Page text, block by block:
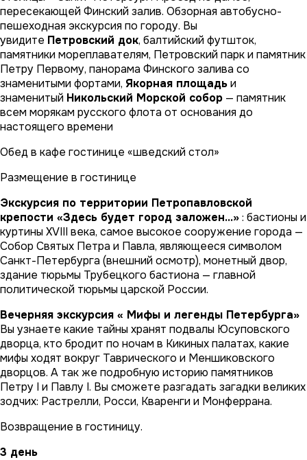
пересекающей Финский залив. Обзорная автобусно-
пешеходная экскурсия по городу. Вы
увидите Петровский док, балтийский футшток,
памятники мореплавателям, Петровский парк и памятник
Петру Первому, панорама Финского залива со
знаменитыми фортами, Якорная площадьи
знаменитый Никольский Морской собор — памятник
всем морякам русского флота от основания до
настоящего времени
Обед в кафе гостинице «шведский стол»
Размещение в гостинице
Экскурсия по территории Петропавловской
крепости «Здесь будет город заложен…»: бастионы и
куртины XVIII века, самое высокое сооружение города —
Собор Святых Петра и Павла, являющееся символом
Санкт-Петербурга (внешний осмотр), монетный двор,
здание тюрьмы Трубецкого бастиона — главной
политической тюрьмы царской России.
Вечерняя экскурсия « Мифы и легенды Петербурга»
Вы узнаете какие тайны хранят подвалы Юсуповского
дворца, кто бродит по ночам в Кикиных палатах, какие
мифы ходят вокруг Таврического и Меншиковского
дворцов. А так же подробную историю памятников
Петру I и Павлу I. Вы сможете разгадать загадки великих
зодчих: Растрелли, Росси, Кваренги и Монферрана.
Возвращение в гостиницу.
3 день